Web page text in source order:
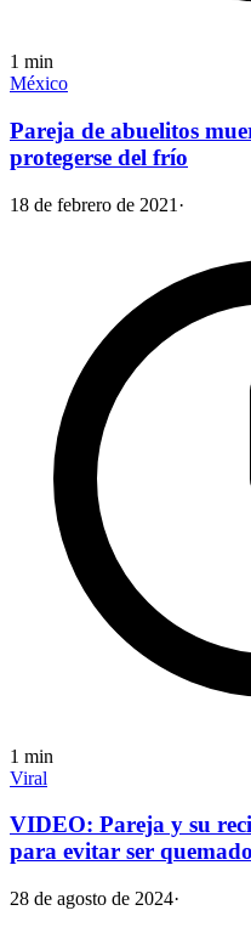
1 min
México
Pareja de abuelitos
protegerse del frío
18 de febrero de 2021 ·
1 min
Viral
VIDEO: Pareja y su
para evitar ser
28 de agosto de 2024·